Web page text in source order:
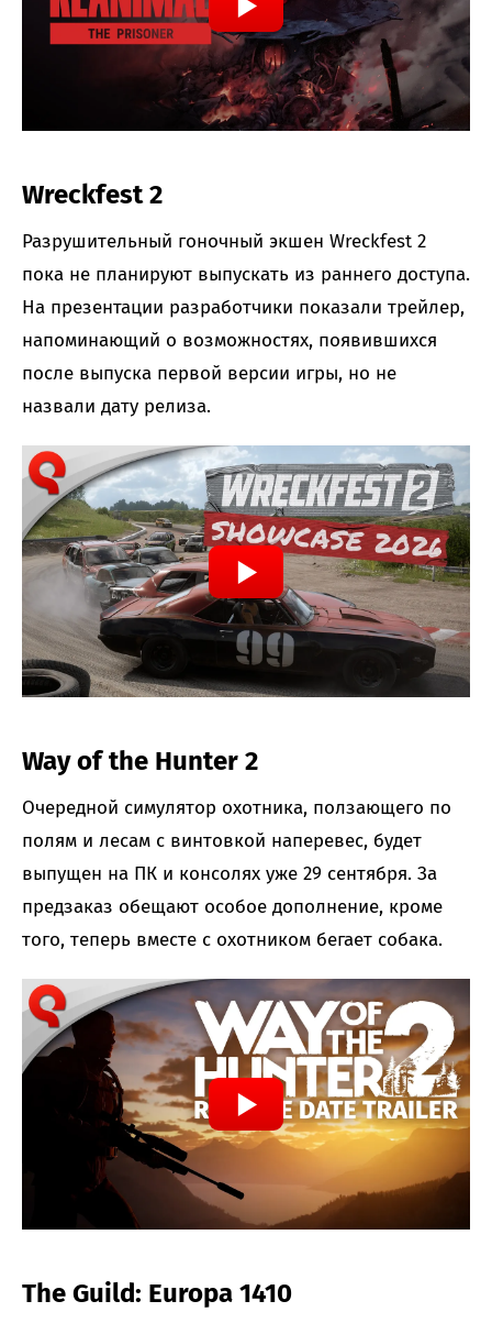
Wreckfest 2
Разрушительный гоночный экшен Wreckfest 2
пока не планируют выпускать из раннего доступа.
На презентации разработчики показали трейлер,
напоминающий о возможностях, появившихся
после выпуска первой версии игры, но не
назвали дату релиза.
Way of the Hunter 2
Очередной симулятор охотника, ползающего по
полям и лесам с винтовкой наперевес, будет
выпущен на ПК и консолях уже 29 сентября. За
предзаказ обещают особое дополнение, кроме
того, теперь вместе с охотником бегает собака.
The Guild: Europa 1410